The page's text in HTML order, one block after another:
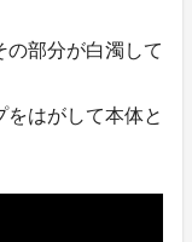
の部分が白濁して
をはがして本体と